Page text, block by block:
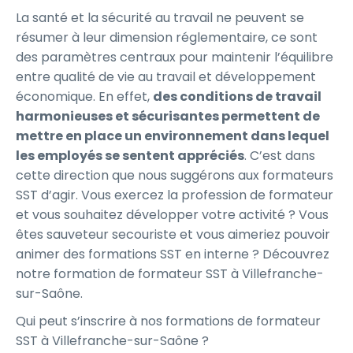
La santé et la sécurité au travail ne peuvent se
résumer à leur dimension réglementaire, ce sont
des paramètres centraux pour maintenir l’équilibre
entre qualité de vie au travail et développement
économique. En effet, des conditions de travail
harmonieuses et sécurisantes permettent de
mettre en place un environnement dans lequel
les employés se sentent appréciés. C’est dans
cette direction que nous suggérons aux formateurs
SST d’agir. Vous exercez la profession de formateur
et vous souhaitez développer votre activité ? Vous
êtes sauveteur secouriste et vous aimeriez pouvoir
animer des formations SST en interne ? Découvrez
notre formation de formateur SST à Villefranche-
sur-Saône.
Qui peut s’inscrire à nos formations de formateur
SST à Villefranche-sur-Saône ?